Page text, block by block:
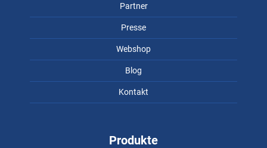
Partner
Presse
Webshop
Blog
Kontakt
Produkte